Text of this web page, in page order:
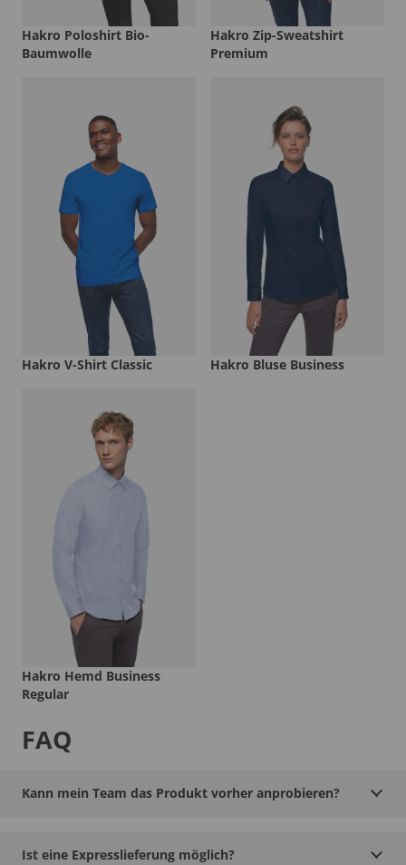
Hakro Poloshirt Bio-
Baumwolle
Hakro Zip-Sweatshirt
Premium
Hakro V-Shirt Classic Hakro Bluse Business
Hakro Hemd Business
Regular
FAQ
Kann mein Team das Produkt vorher anprobieren?
Ist eine Expresslieferung möglich?